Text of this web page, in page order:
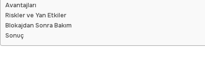
Avantajları
Riskler ve Yan Etkiler
Blokajdan Sonra Bakım
Sonuç